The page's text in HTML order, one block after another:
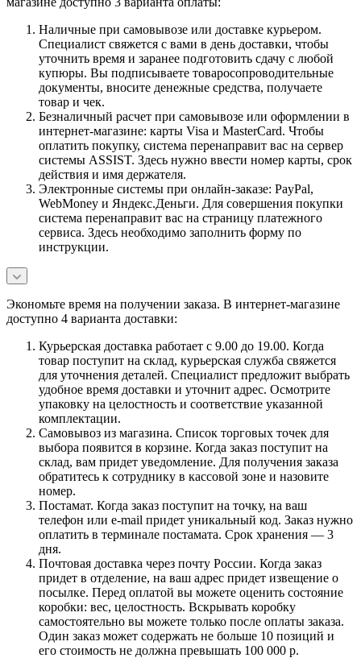
Наличные при самовывозе или доставке курьером.
Специалист свяжется с вами в день доставки, чтобы
уточнить время и заранее подготовить сдачу с любой
купюры. Вы подписываете товаросопроводительные
документы, вносите денежные средства, получаете
товар и чек.
Безналичный расчет при самовывозе или оформлении в
интернет-магазине: карты Visa и MasterCard. Чтобы
оплатить покупку, система перенаправит вас на сервер
системы ASSIST. Здесь нужно ввести номер карты, срок
действия и имя держателя.
Электронные системы при онлайн-заказе: PayPal,
WebMoney и Яндекс.Деньги. Для совершения покупки
система перенаправит вас на страницу платежного
сервиса. Здесь необходимо заполнить форму по
инструкции.
Экономьте время на получении заказа. В интернет-магазине
доступно 4 варианта доставки:
Курьерская доставка работает с 9.00 до 19.00. Когда
товар поступит на склад, курьерская служба свяжется
для уточнения деталей. Специалист предложит выбрать
удобное время доставки и уточнит адрес. Осмотрите
упаковку на целостность и соответствие указанной
комплектации.
Самовывоз из магазина. Список торговых точек для
выбора появится в корзине. Когда заказ поступит на
склад, вам придет уведомление. Для получения заказа
обратитесь к сотруднику в кассовой зоне и назовите
номер.
Постамат. Когда заказ поступит на точку, на ваш
телефон или e-mail придет уникальный код. Заказ нужно
оплатить в терминале постамата. Срок хранения — 3
дня.
Почтовая доставка через почту России. Когда заказ
придет в отделение, на ваш адрес придет извещение о
посылке. Перед оплатой вы можете оценить состояние
коробки: вес, целостность. Вскрывать коробку
самостоятельно вы можете только после оплаты заказа.
Один заказ может содержать не больше 10 позиций и
его стоимость не должна превышать 100 000 р.